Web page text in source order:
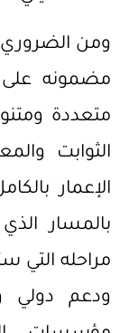
ومن الضروري
مضمونه على
متعددة
الثوابت
الإعمار
بالمسار
مراحله التي
ودعم دولي